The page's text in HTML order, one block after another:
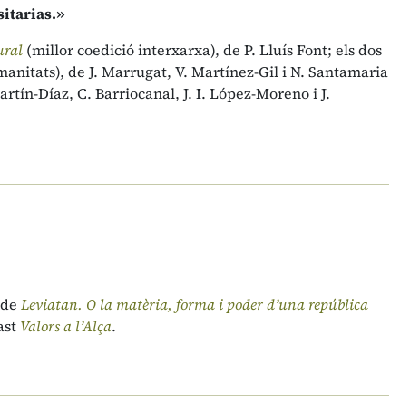
(millor coedició interxarxa), de P. Lluís Font; els dos
de J. Marrugat, V. Martínez-Gil i N. Santamaria
Díaz, C. Barriocanal, J. I. López-Moreno i J.
Leviatan. O la matèria, forma i poder d’una república
Valors a l’Alça.